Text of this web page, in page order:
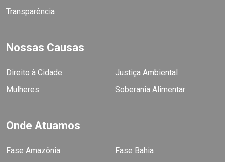
Transparência
Nossas Causas
Direito à Cidade
Justiça Ambiental
Mulheres
Soberania Alimentar
Onde Atuamos
Fase Amazônia
Fase Bahia